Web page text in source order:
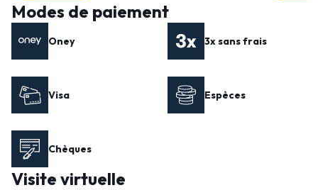
Modes de paiement
Oney 3x sans frais
Visa Espèces
Chèques
Visite virtuelle